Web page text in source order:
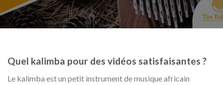
Quel kalimba pour des vidéos satisfaisantes ?
Le kalimba est un petit instrument de musique africain